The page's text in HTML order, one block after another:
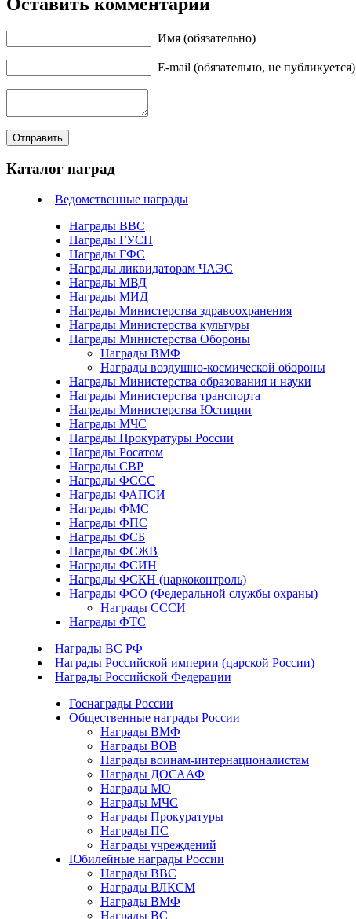
Имя (обязательно)
E-mail (обязательно, не публикуется)
Каталог наград
Ведомственные награды
Награды ВВС
Награды ГУСП
Награды ГФС
Награды ликвидаторам ЧАЭС
Награды МВД
Награды МИД
Награды Министерства здравоохранения
Награды Министерства культуры
Награды Министерства Обороны
Награды ВМФ
Награды воздушно-космической обороны
Награды Министерства образования и науки
Награды Министерства транспорта
Награды Министерства Юстиции
Награды МЧС
Награды Прокуратуры России
Награды Росатом
Награды СВР
Награды ФCСС
Награды ФАПСИ
Награды ФМС
Награды ФПС
Награды ФСБ
Награды ФСЖВ
Награды ФСИН
Награды ФСКН (наркоконтроль)
Награды ФСО (Федеральной службы охраны)
Награды СССИ
Награды ФТС
Награды ВС РФ
Награды Российской империи (царской России)
Награды Российской Федерации
Госнаграды России
Общественные награды России
Награды ВМФ
Награды ВОВ
Награды воинам-интернационалистам
Награды ДОСААФ
Награды МО
Награды МЧС
Награды Прокуратуры
Награды ПС
Награды учреждений
Юбилейные награды России
Награды ВВС
Награды ВЛКСМ
Награды ВМФ
Награды ВС